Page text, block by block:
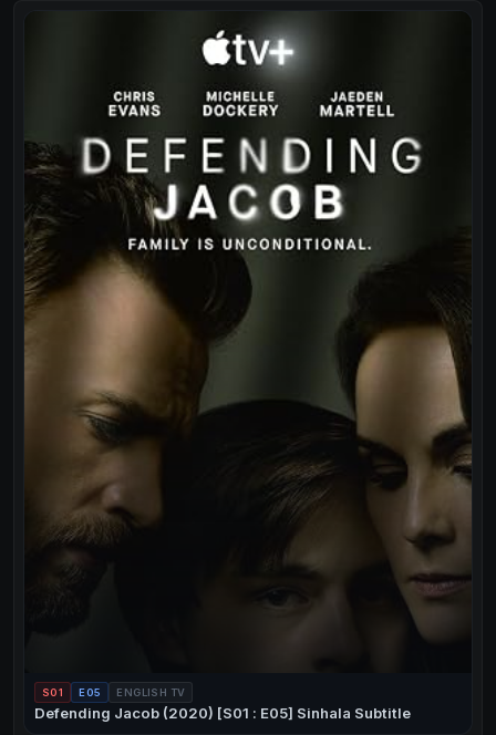
S01 E05 ENGLISH TV
Defending Jacob (2020) [S01 : E05] Sinhala Subtitle